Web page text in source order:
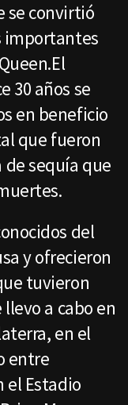
se convirtió
importantes
30 años se
en beneficio
que fueron
sequía que
del
y ofrecieron
tuvieron
a cabo en
en el
entre
el Estadio